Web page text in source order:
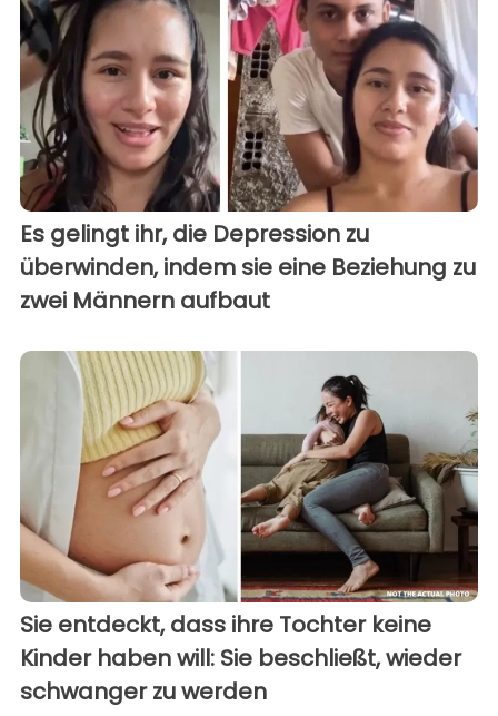
Es gelingt ihr, die Depression zu
überwinden, indem sie eine Beziehung zu
zwei Männern aufbaut
Sie entdeckt, dass ihre Tochter keine
Kinder haben will: Sie beschließt, wieder
schwanger zu werden